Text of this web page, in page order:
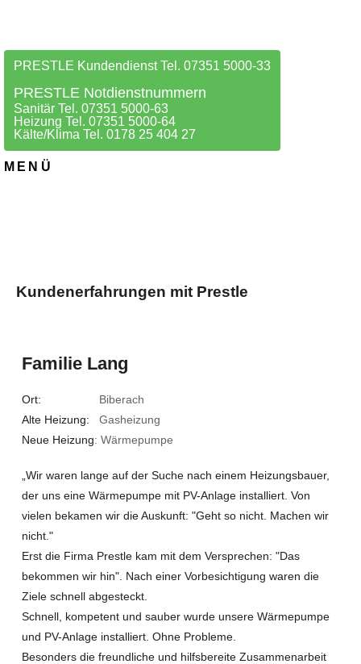
PRESTLE Kundendienst Tel. 07351 5000-33
PRESTLE Notdienstnummern
Sanitär Tel. 07351 5000-63
Heizung Tel. 07351 5000-64
Kälte/Klima Tel. 0178 25 404 27
MENÜ
Kundenerfahrungen mit Prestle
Familie Lang
Ort: Biberach
Alte Heizung: Gasheizung
Neue Heizung: Wärmepumpe
„Wir waren lange auf der Suche nach einem Heizungsbauer,
der uns eine Wärmepumpe mit PV-Anlage installiert. Von
vielen bekamen wir die Auskunft: "Geht so nicht. Machen wir
nicht."
Erst die Firma Prestle kam mit dem Versprechen: "Das
bekommen wir hin". Nach einer Vorbesichtigung waren die
Ziele schnell abgesteckt.
Schnell, kompetent und sauber wurde unsere Wärmepumpe
und PV-Anlage installiert. Ohne Probleme.
Besonders die freundliche und hilfsbereite Zusammenarbeit